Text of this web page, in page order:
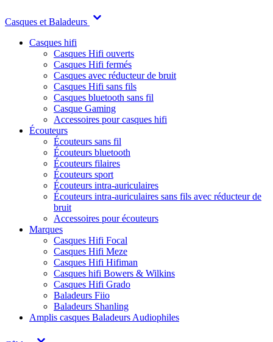
Casques et Baladeurs
Casques hifi
Casques Hifi ouverts
Casques Hifi fermés
Casques avec réducteur de bruit
Casques Hifi sans fils
Casques bluetooth sans fil
Casque Gaming
Accessoires pour casques hifi
Écouteurs
Écouteurs sans fil
Écouteurs bluetooth
Écouteurs filaires
Écouteurs sport
Écouteurs intra-auriculaires
Écouteurs intra-auriculaires sans fils avec réducteur de
bruit
Accessoires pour écouteurs
Marques
Casques Hifi Focal
Casques Hifi Meze
Casques Hifi Hifiman
Casques hifi Bowers & Wilkins
Casques Hifi Grado
Baladeurs Fiio
Baladeurs Shanling
Amplis casques Baladeurs Audiophiles